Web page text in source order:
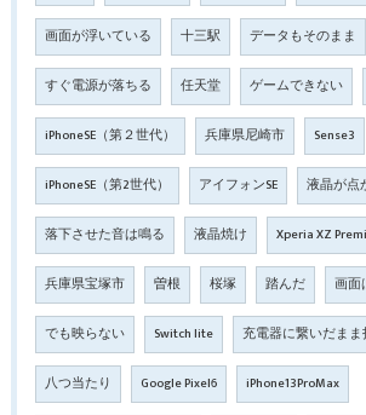
画面が浮いている 十三駅 データもそのまま
すぐ電源が落ちる 任天堂 ゲームできない
iPhoneSE（第２世代） 兵庫県尼崎市 Sense3
iPhoneSE（第2世代） アイフォンSE 液晶が点
落下させた音は鳴る 液晶焼け Xperia XZ
兵庫県宝塚市 曽根 桜塚 踏んだ 画面
でも映らない Switch lite 充電器に繋いだまま
八つ当たり Google Pixel6 iPhone13ProMax